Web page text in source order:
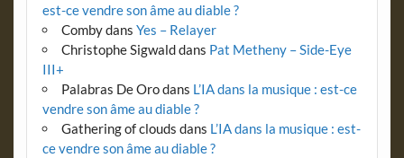
est-ce vendre son âme au diable ?
Combydans Yes – Relayer
Christophe Sigwalddans Pat Metheny – Side-Eye
III+
Palabras De Orodans L’IA dans la musique : est-ce
vendre son âme au diable ?
Gathering of clouds dans L’IA dans la musique : est-
ce vendre son âme au diable ?